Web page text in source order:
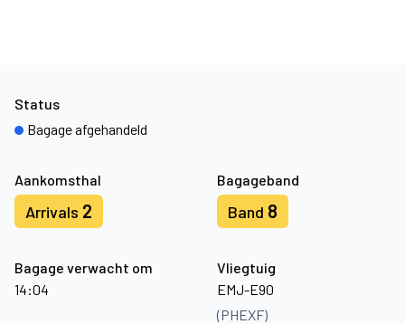
Aankomsthal
Arrivals 2
Bagageband
Band 8
Bagage verwacht om
14:04
Vliegtuig
EMJ-E90
(PHEXF)
Status
Bagage afgehandeld